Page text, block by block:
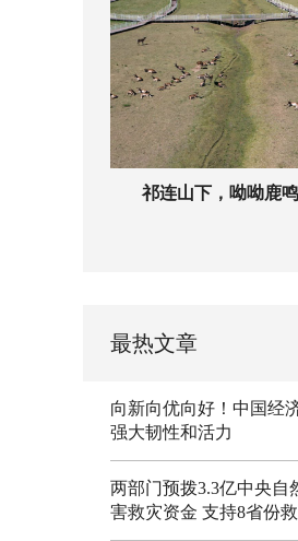
祁连山下，呦呦鹿
最热文章
向新向优向好！中国经
强大韧性和活力
两部门预拨3.3亿中央自
害救灾资金 支持8省份